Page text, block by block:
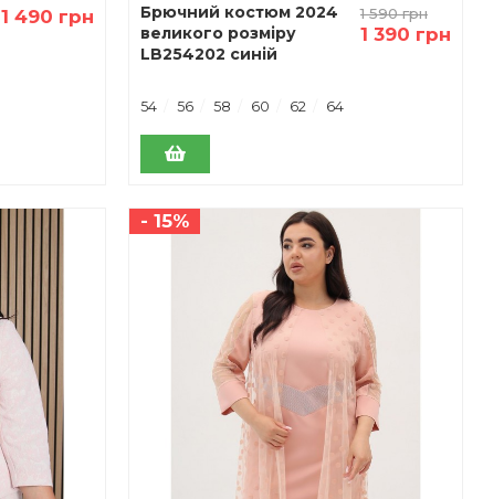
1 490 грн 1 590 грн
1 390 грн
Брючний костюм 2024
великого розміру
LB254202 синій
54 56 58 60 62 64
- 15%